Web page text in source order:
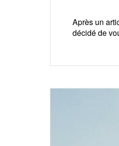
Après un
décidé de